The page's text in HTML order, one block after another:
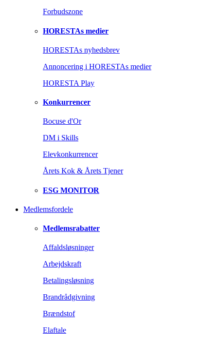
Forbudszone
HORESTAs medier
HORESTAs nyhedsbrev
Annoncering i HORESTAs medier
HORESTA Play
Konkurrencer
Bocuse d'Or
DM i Skills
Elevkonkurrencer
Årets Kok & Årets Tjener
ESG MONITOR
Medlemsfordele
Medlemsrabatter
Affaldsløsninger
Arbejdskraft
Betalingsløsning
Brandrådgivning
Brændstof
Elaftale